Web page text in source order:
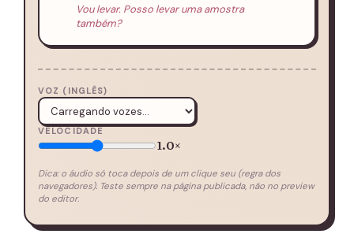
Vou levar. Posso levar uma amostra
também?
VOZ (INGLÊS)
VELOCIDADE
1.0×
Dica: o áudio só toca depois de um clique seu (regra dos
navegadores). Teste sempre na página publicada, não no preview
do editor.